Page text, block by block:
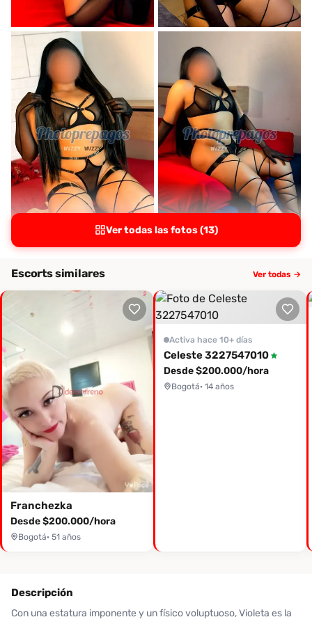
Ver todas las fotos (13)
Escorts similares Ver todas →
Franchezka
Desde $200.000/hora
Bogotá· 51 años
Activa hace 10+ días
Celeste 3227547010
Desde $200.000/hora
Bogotá· 14 años
Descripción
Con una estatura imponente y un físico voluptuoso, Violeta es la